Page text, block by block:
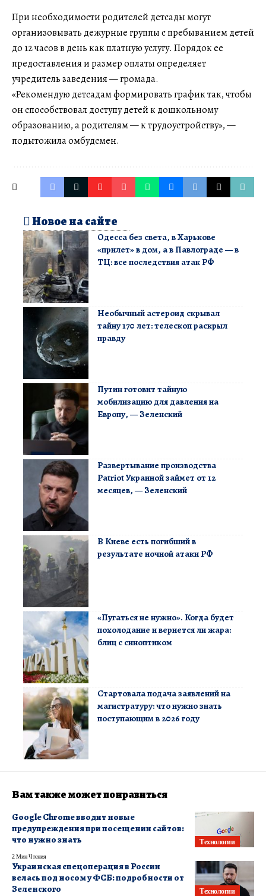
При необходимости родителей детсады могут
организовывать дежурные группы с пребыванием детей
до 12 часов в день как платную услугу. Порядок ее
предоставления и размер оплаты определяет
учредитель заведения — громада.
«Рекомендую детсадам формировать график так, чтобы
он способствовал доступу детей к дошкольному
образованию, а родителям — к трудоустройству», —
подытожила омбудсмен.
Новое на сайте
Одесса без света, в Харькове
«прилет» в дом, а в Павлограде — в
ТЦ: все последствия атак РФ
Необычный астероид скрывал
тайну 170 лет: телескоп раскрыл
правду
Путин готовит тайную
мобилизацию для давления на
Европу, — Зеленский
Развертывание производства
Patriot Украиной займет от 12
месяцев, — Зеленский
В Киеве есть погибший в
результате ночной атаки РФ
«Пугаться не нужно». Когда будет
похолодание и вернется ли жара:
блиц с синоптиком
Стартовала подача заявлений на
магистратуру: что нужно знать
поступающим в 2026 году
Вам также может понравиться
Технологии
Google Chrome вводит новые
предупреждения при посещении сайтов:
что нужно знать
2 Мин Чтения
Технологии
Украинская спецоперация в России
велась под носом у ФСБ: подробности от
Зеленского